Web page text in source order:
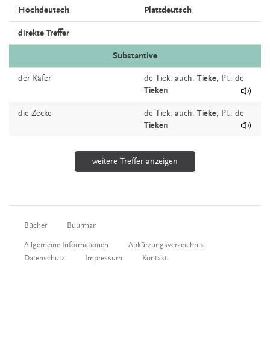
Hochdeutsch Plattdeutsch
direkte Treffer
Substantive
der Käfer de Tiek, auch: Tieke, Pl.: de
Tieken
die Zecke de Tiek, auch: Tieke, Pl.: de
Tieken
weitere Treffer anzeigen
Bücher Buurman
Allgemeine Informationen
Abkürzungsverzeichnis
Datenschutz
Impressum Kontakt